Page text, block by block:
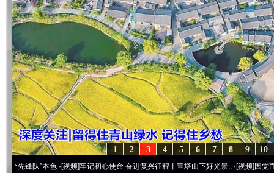
10
9
8
7
6
5
4
3
2
1
”本色·[视频]牢记初心使命 奋进复兴征程丨宝塔山下好光景..·[视频]因党而生 为党